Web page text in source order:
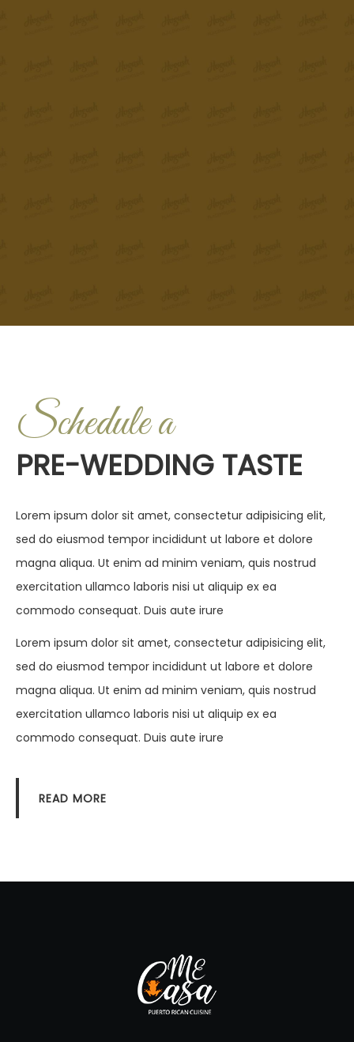
Schedule a
PRE-WEDDING TASTE
Lorem ipsum dolor sit amet, consectetur adipisicing elit,
sed do eiusmod tempor incididunt ut labore et dolore
magna aliqua. Ut enim ad minim veniam, quis nostrud
exercitation ullamco laboris nisi ut aliquip ex ea
commodo consequat. Duis aute irure
Lorem ipsum dolor sit amet, consectetur adipisicing elit,
sed do eiusmod tempor incididunt ut labore et dolore
magna aliqua. Ut enim ad minim veniam, quis nostrud
exercitation ullamco laboris nisi ut aliquip ex ea
commodo consequat. Duis aute irure
READ MORE